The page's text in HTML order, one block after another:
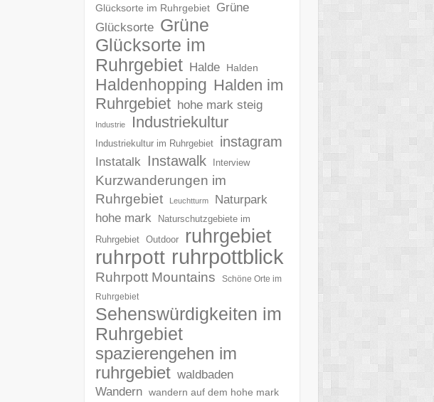
Glücksorte im Ruhrgebiet
Grüne
Glücksorte Grüne
Glücksorte im
Ruhrgebiet Halde Halden
Haldenhopping Halden im
Ruhrgebiet hohe mark steig
Industrie Industriekultur
Industriekultur im Ruhrgebiet instagram
Instatalk Instawalk Interview
Kurzwanderungen im
Ruhrgebiet
Leuchtturm
Naturpark
hohe mark
Naturschutzgebiete im
Ruhrgebiet
Outdoor
ruhrgebiet
ruhrpott ruhrpottblick
Ruhrpott Mountains
Schöne Orte im
Ruhrgebiet
Sehenswürdigkeiten im
Ruhrgebiet
spazierengehen im
ruhrgebiet waldbaden
Wandern wandern auf dem hohe mark